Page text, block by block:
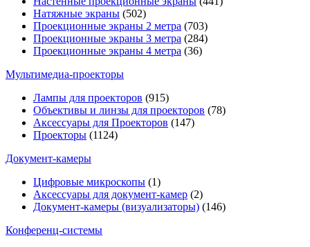
Натяжные экраны (502)
Проекционные экраны 2 метра (703)
Проекционные экраны 3 метра (284)
Проекционные экраны 4 метра (36)
Мультимедиa-проекторы
Лампы для проекторов (915)
Объективы и линзы для проекторов (78)
Аксессуары для Проекторов (147)
Проекторы (1124)
Документ-камеры
Цифровые микроскопы (1)
Аксессуары для документ-камер (2)
Документ-камеры (визуализаторы) (146)
Конференц-системы